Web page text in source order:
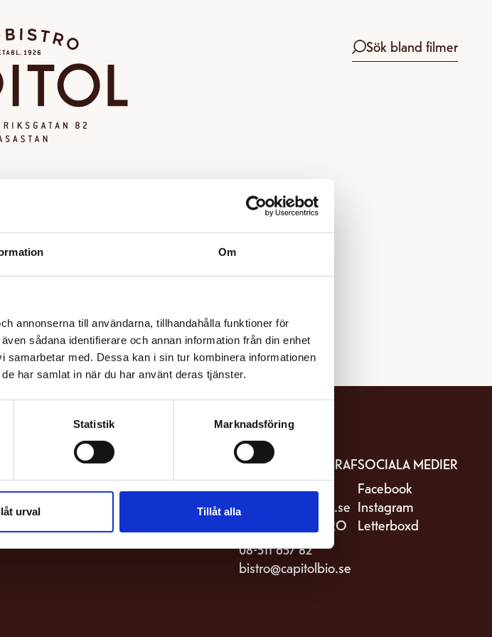
Om
annonserna till användarna, tillhandahålla funktioner för
sådana identifierare och annan information från din enhet
med. Dessa kan i sin tur kombinera informationen
har samlat in när du har använt deras tjänster.
Statistik Marknadsföring
urval Tillåt alla
Sök bland filmer
VISNING
hittas eller går inte längre att boka.
Bio & Bistro Capitol
Sankt Eriksgatan 82
KONTAKTA BIOGRAF
08-511 657 81
kassa@capitolbio.se
KONTAKTA BISTRO
08-511 657 82
bistro@capitolbio.se
SOCIALA MEDIER
Facebook
Instagram
Letterboxd